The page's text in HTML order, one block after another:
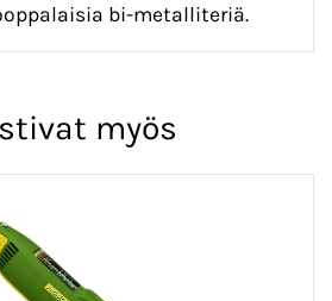
bi-metalliteriä.
myös